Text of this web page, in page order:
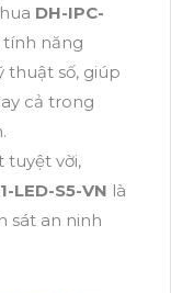
DH-IPC-
năng
thuật số, giúp
cả trong
tuyệt vời,
LED-S5-VN là
sát an ninh